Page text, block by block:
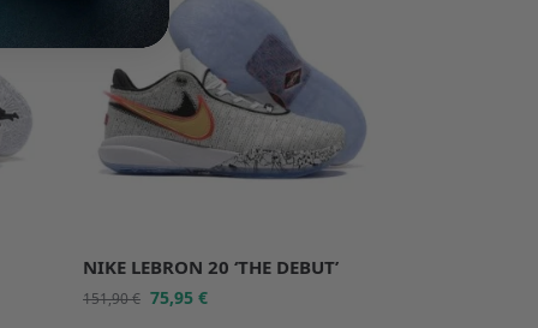
NIKE LEBRON 20 ‘THE DEBUT’
151,90€ 75,95€